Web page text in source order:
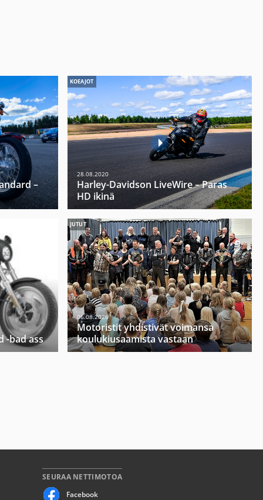
–
KOEAJOT
28.08.2020
Harley-Davidson LiveWire – Paras
HD ikinä
-bad ass
JUTUT
06.08.2026
Motoristit yhdistivät voimansa
koulukiusaamista vastaan
SEURAA NETTIMOTOA
Facebook